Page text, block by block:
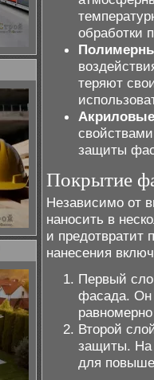
обработки
теряют
защиты
Покрытие
Независимо от
наносить в
и
нанесения
Первый
фасада. Он
Второй
защиты. На
для